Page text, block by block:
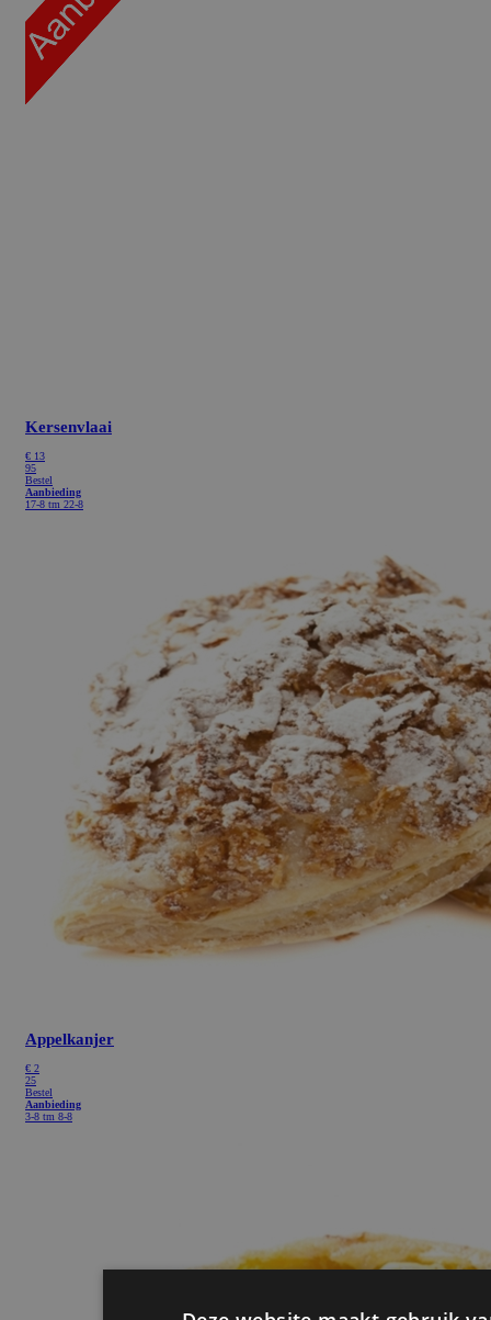
Kersenvlaai
€ 13
95
Bestel
Aanbieding
17-8 tm 22-8
Appelkanjer
€ 2
25
Bestel
Aanbieding
3-8 tm 8-8